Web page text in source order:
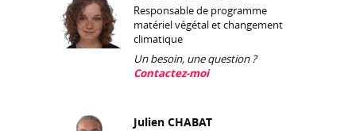
Responsable de programme
matériel végétal et changement
climatique
Un besoin, une question ?
Contactez-moi
Julien CHABAT